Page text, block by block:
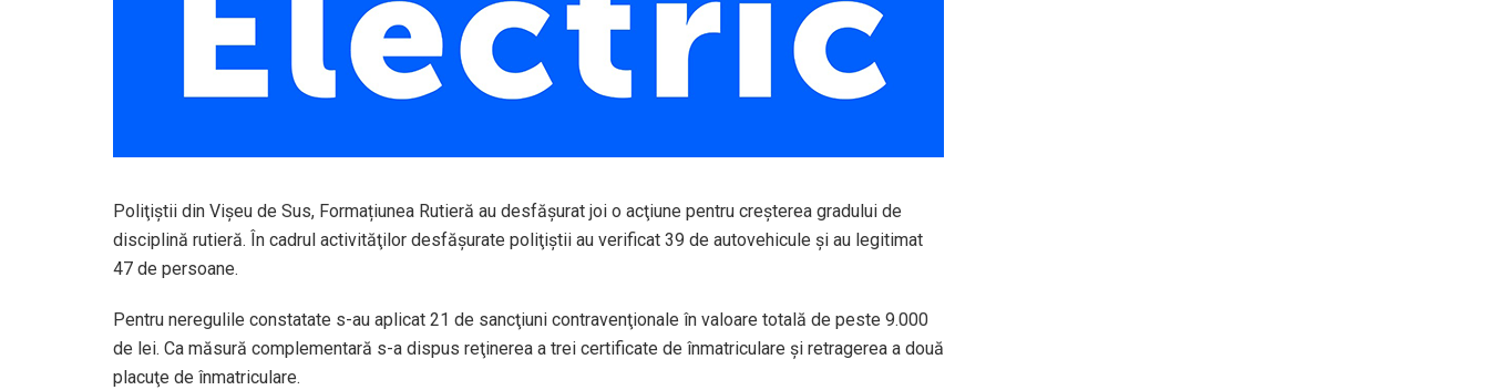
Poliţiştii din Vișeu de Sus, Formațiunea Rutieră au desfăşurat joi o acţiune pentru creșterea gradului de
disciplină rutieră. În cadrul activităţilor desfăşurate poliţiştii au verificat 39 de autovehicule şi au legitimat
47 de persoane.
Pentru neregulile constatate s-au aplicat 21 de sancţiuni contravenţionale în valoare totală de peste 9.000
de lei. Ca măsură complementară s-a dispus reţinerea a trei certificate de înmatriculare şi retragerea a două
placuţe de înmatriculare.